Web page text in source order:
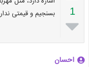
1

بسنجیم و قیمتی
احسان